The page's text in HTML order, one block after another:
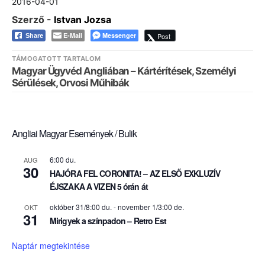
Szerző - Istvan Jozsa
Share E-Mail Messenger Post
TÁMOGATOTT TARTALOM
Magyar Ügyvéd Angliában – Kártérítések, Személyi
Sérülések, Orvosi Műhibák
Angliai Magyar Események / Bulik
AUG
30
6:00 du.
HAJÓRA FEL CORONITA! – AZ ELSŐ EXKLUZÍV
ÉJSZAKA A VIZEN 5 órán át
OKT
31
október 31/8:00 du. -november 1/3:00 de.
Mirigyek a színpadon – Retro Est
Naptár megtekintése